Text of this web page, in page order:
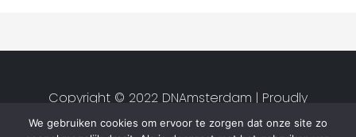
We gebruiken cookies om ervoor te zorgen dat onze site zo
Copyright © 2022 DNAmsterdam | Proudly
created byStudio van Zwet |